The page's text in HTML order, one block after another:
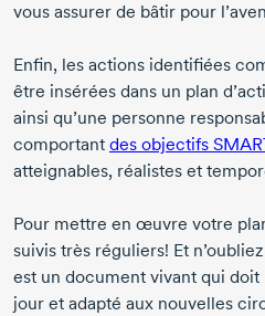
vous assurer de bâtir pour
Enfin, les actions identifiées
être insérées dans un plan
ainsi qu’une personne
comportant des objectifs
atteignables, réalistes et
Pour mettre en œuvre votre
suivis très réguliers! Et
est un document vivant qui
jour et adapté aux nouvelles